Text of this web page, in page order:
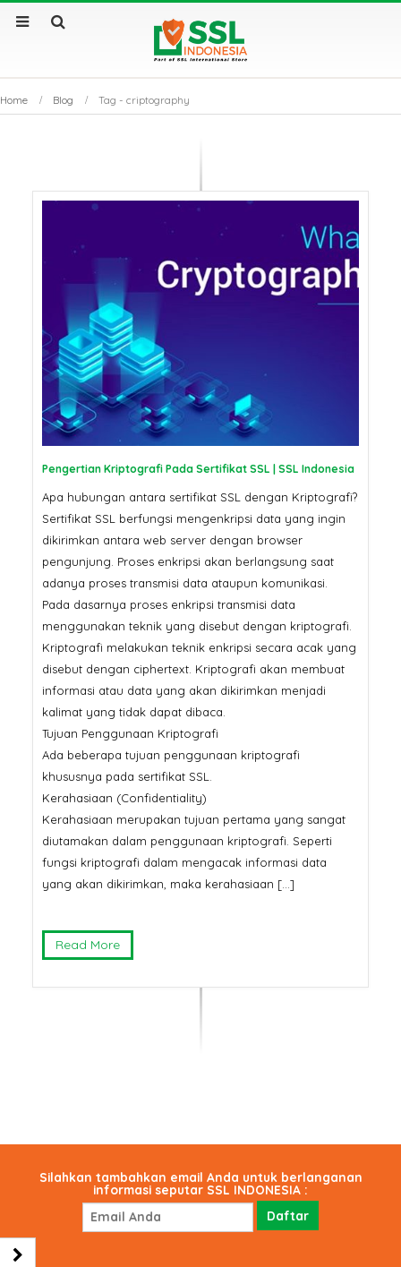
Home Blog Tag - criptography
Pengertian Kriptografi Pada Sertifikat SSL | SSL Indonesia
Apa hubungan antara sertifikat SSL dengan Kriptografi?
Sertifikat SSL berfungsi mengenkripsi data yang ingin
dikirimkan antara web server dengan browser
pengunjung. Proses enkripsi akan berlangsung saat
adanya proses transmisi data ataupun komunikasi.
Pada dasarnya proses enkripsi transmisi data
menggunakan teknik yang disebut dengan kriptografi.
Kriptografi melakukan teknik enkripsi secara acak yang
disebut dengan ciphertext. Kriptografi akan membuat
informasi atau data yang akan dikirimkan menjadi
kalimat yang tidak dapat dibaca.
Tujuan Penggunaan Kriptografi
Ada beberapa tujuan penggunaan kriptografi
khususnya pada sertifikat SSL.
Kerahasiaan (Confidentiality)
Kerahasiaan merupakan tujuan pertama yang sangat
diutamakan dalam penggunaan kriptografi. Seperti
fungsi kriptografi dalam mengacak informasi data
yang akan dikirimkan, maka kerahasiaan […]
Read More
Silahkan tambahkan email Anda untuk berlanganan
informasi seputar SSL INDONESIA :
Sertifikat SSL Masa
Berlaku Singkat: Dampak
dan Solusinya
Sertifikat SSL: Mengapa
Bisnis Anda Bisa Lumpuh
Tanpanya?
SSL Certificate: Mengapa
Harganya Berbeda? Ini
SSL Certificate
Apa Saja
Pertama Google di 2026?
SSL
Ini Bahaya Beli
Murah untuk